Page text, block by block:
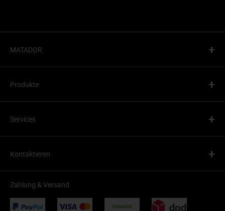
MATADOR +
Produkte +
Services +
Kontaktieren +
Zahlung & Versand